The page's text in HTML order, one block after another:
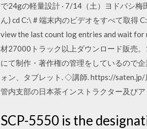
で24gの軽量設計 · 7/14（土）ヨドバシ
ん) cd C:\ # 端末内のビデオをすべて取得
view the last count log entries and wait for
材27000トラック以上ダウンロード販売
にて制作・著作権の管理をしているので
ォン、タブレット. ◇講師. https://
管内支部の日本茶インストラクター及びア
SCP-5550 is the